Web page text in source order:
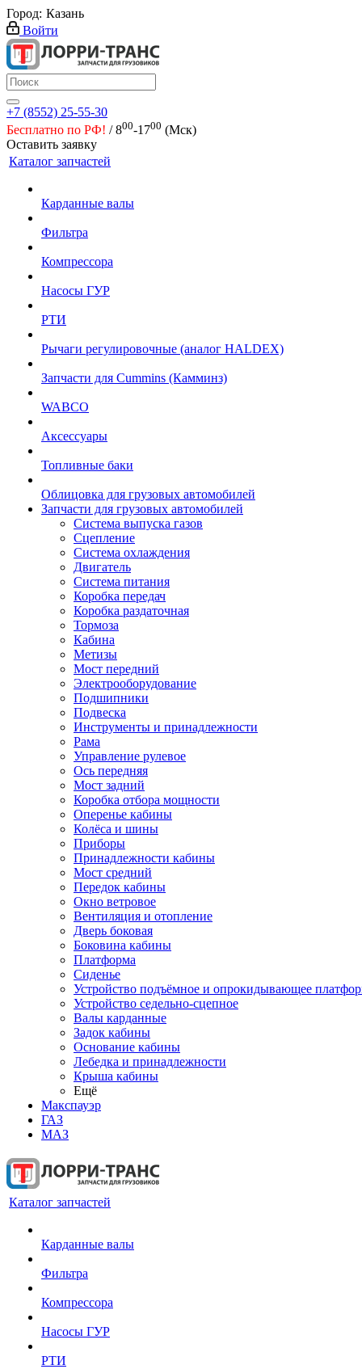
Город: Казань
Войти
+7 (8552) 25-55-30
Бесплатно по РФ! / 800-1700 (Мск)
Оставить заявку
Каталог запчастей
Карданные валы
Фильтра
Компрессора
Насосы ГУР
РТИ
Рычаги регулировочные (аналог HALDEX)
Запчасти для Cummins (Камминз)
WABCO
Аксессуары
Топливные баки
Облицовка для грузовых автомобилей
Запчасти для грузовых автомобилей
Система выпуска газов
Сцепление
Система охлаждения
Двигатель
Система питания
Коробка передач
Коробка раздаточная
Тормоза
Кабина
Метизы
Мост передний
Электрооборудование
Подшипники
Подвеска
Инструменты и принадлежности
Рама
Управление рулевое
Ось передняя
Мост задний
Коробка отбора мощности
Оперенье кабины
Колёса и шины
Приборы
Принадлежности кабины
Мост средний
Передок кабины
Окно ветровое
Вентиляция и отопление
Дверь боковая
Боковина кабины
Платформа
Сиденье
Устройство подъёмное и опрокидывающее
Устройство седельно-сцепное
Валы карданные
Задок кабины
Основание кабины
Лебедка и принадлежности
Крыша кабины
Ещё
Макспауэр
ГАЗ
МАЗ
Каталог запчастей
Карданные валы
Фильтра
Компрессора
Насосы ГУР
РТИ